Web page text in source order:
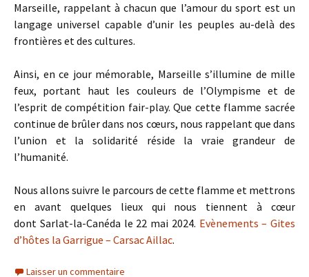
Marseille, rappelant à chacun que l’amour du sport est un
langage universel capable d’unir les peuples au-delà des
frontières et des cultures.
Ainsi, en ce jour mémorable, Marseille s’illumine de mille
feux, portant haut les couleurs de l’Olympisme et de
l’esprit de compétition fair-play. Que cette flamme sacrée
continue de brûler dans nos cœurs, nous rappelant que dans
l’union et la solidarité réside la vraie grandeur de
l’humanité.
Nous allons suivre le parcours de cette flamme et mettrons
en avant quelques lieux qui nous tiennent à cœur
dont Sarlat-la-Canéda le 22 mai 2024. Evènements – Gites
d’hôtes la Garrigue – Carsac Aillac.
Laisser un commentaire